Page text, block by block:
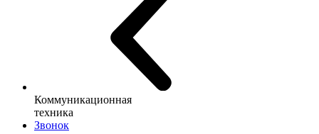
Коммуникационная
техника
Звонок